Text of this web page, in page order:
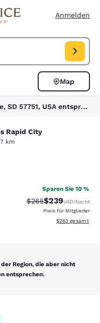
Anmelden
Check-in-Datum Aug 11,
Map
1 Hotels in der Nähe von Keystone, SD 57751, USA entsprechen Ihren Filtern
City
Rapid City
km
Hervorragend. 1990
Sparen Sie 10 %
Durchgestrichener
$265Vergünstigter
$239USD/Nacht
Preis für Mitglieder
Geschätzte
$263 gesamt
Region, die aber nicht
entsprechen.